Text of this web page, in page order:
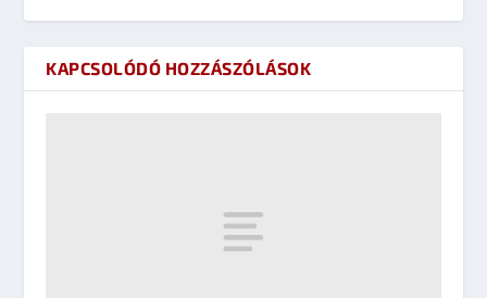
KAPCSOLÓDÓ HOZZÁSZÓLÁSOK